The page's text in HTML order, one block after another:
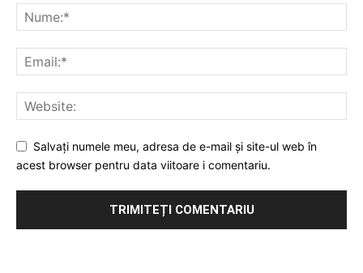
Salvați numele meu, adresa de e-mail și site-ul web în
acest browser pentru data viitoare i comentariu.